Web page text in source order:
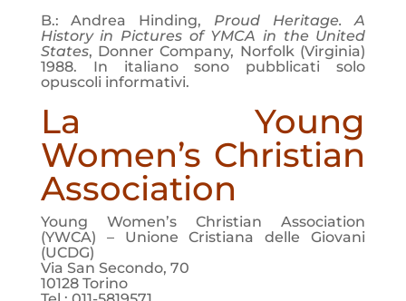
B.: Andrea Hinding, Proud Heritage. A
History in Pictures of YMCA in the United
States, Donner Company, Norfolk (Virginia)
1988. In italiano sono pubblicati solo
opuscoli informativi.
La Young
Women’s Christian
Association
Young Women’s Christian Association
(YWCA) – Unione Cristiana delle Giovani
(UCDG)
Via San Secondo, 70
10128 Torino